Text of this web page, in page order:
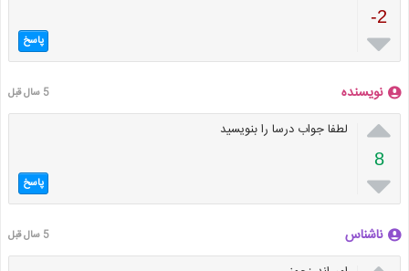
-2
 پاسخ
نویسنده 5 سال قبل

8

لطفا جواب درسا را بنویسید
پاسخ
ناشناس 5 سال قبل